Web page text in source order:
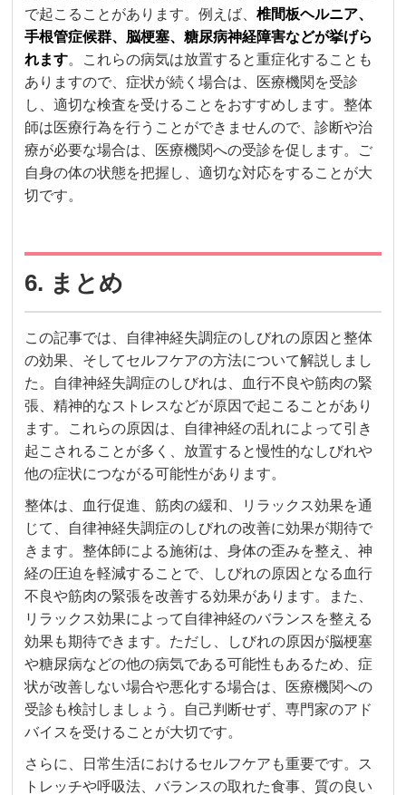
で起こることがあります。例えば、椎間板ヘルニア、
手根管症候群、脳梗塞、糖尿病神経障害などが挙げら
れます。これらの病気は放置すると重症化することも
ありますので、症状が続く場合は、医療機関を受診
し、適切な検査を受けることをおすすめします。整体
師は医療行為を行うことができませんので、診断や治
療が必要な場合は、医療機関への受診を促します。ご
自身の体の状態を把握し、適切な対応をすることが大
切です。
6. まとめ
この記事では、自律神経失調症のしびれの原因と整体
の効果、そしてセルフケアの方法について解説しまし
た。自律神経失調症のしびれは、血行不良や筋肉の緊
張、精神的なストレスなどが原因で起こることがあり
ます。これらの原因は、自律神経の乱れによって引き
起こされることが多く、放置すると慢性的なしびれや
他の症状につながる可能性があります。
整体は、血行促進、筋肉の緩和、リラックス効果を通
じて、自律神経失調症のしびれの改善に効果が期待で
きます。整体師による施術は、身体の歪みを整え、神
経の圧迫を軽減することで、しびれの原因となる血行
不良や筋肉の緊張を改善する効果があります。また、
リラックス効果によって自律神経のバランスを整える
効果も期待できます。ただし、しびれの原因が脳梗塞
や糖尿病などの他の病気である可能性もあるため、症
状が改善しない場合や悪化する場合は、医療機関への
受診も検討しましょう。自己判断せず、専門家のアド
バイスを受けることが大切です。
さらに、日常生活におけるセルフケアも重要です。ス
トレッチや呼吸法、バランスの取れた食事、質の良い